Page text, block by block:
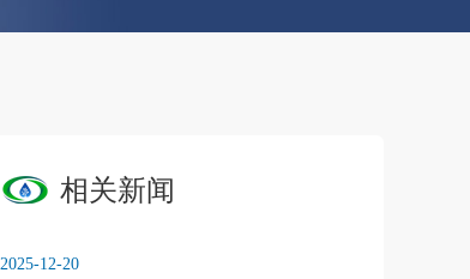
相关新闻
2025-12-20